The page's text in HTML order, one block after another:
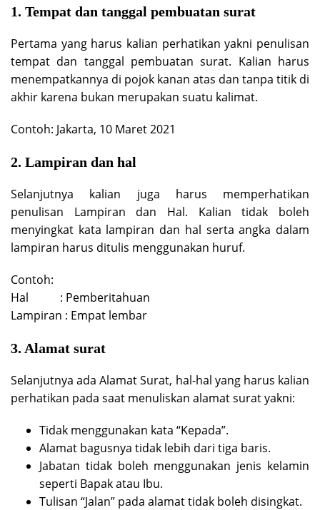
1. Tempat dan tanggal pembuatan surat
Pertama yang harus kalian perhatikan yakni penulisan
tempat dan tanggal pembuatan surat. Kalian harus
menempatkannya di pojok kanan atas dan tanpa titik di
akhir karena bukan merupakan suatu kalimat.
Contoh: Jakarta, 10 Maret 2021
2. Lampiran dan hal
Selanjutnya kalian juga harus memperhatikan
penulisan Lampiran dan Hal. Kalian tidak boleh
menyingkat kata lampiran dan hal serta angka dalam
lampiran harus ditulis menggunakan huruf.
Contoh:
Hal : Pemberitahuan
Lampiran : Empat lembar
3. Alamat surat
Selanjutnya ada Alamat Surat, hal-hal yang harus kalian
perhatikan pada saat menuliskan alamat surat yakni:
Tidak menggunakan kata “Kepada”.
Alamat bagusnya tidak lebih dari tiga baris.
Jabatan tidak boleh menggunakan jenis kelamin
seperti Bapak atau Ibu.
Tulisan “Jalan” pada alamat tidak boleh disingkat.